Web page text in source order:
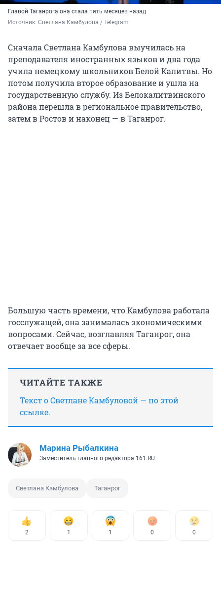
Главой Таганрога она стала пять месяцев назад
Источник: Светлана Камбулова / Telegram
Сначала Светлана Камбулова выучилась на
преподавателя иностранных языков и два года
учила немецкому школьников Белой Калитвы. Но
потом получила второе образование и ушла на
государственную службу. Из Белокалитвинского
района перешла в региональное правительство,
затем в Ростов и наконец — в Таганрог.
Большую часть времени, что Камбулова работала
госслужащей, она занималась экономическими
вопросами. Сейчас, возглавляя Таганрог, она
отвечает вообще за все сферы.
ЧИТАЙТЕ ТАКЖЕ
Текст о Светлане Камбуловой — по этой
ссылке.
Марина Рыбалкина
Заместитель главного редактора 161.RU
Светлана Камбулова Таганрог
2 1 1 0 0